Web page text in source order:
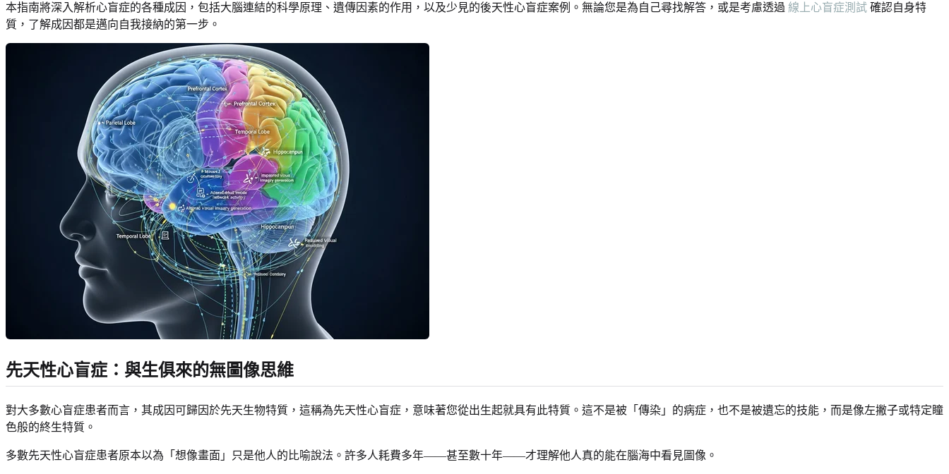
本指南將深入解析心盲症的各種成因，包括大腦連結的科學原理、遺傳因素的作用，以及少見的後天性心盲症案例。無論您是為自己尋找解答，或是考慮透過 線上心盲症測試 確認自身特
質，了解成因都是邁向自我接納的第一步。
先天性心盲症：與生俱來的無圖像思維
對大多數心盲症患者而言，其成因可歸因於先天生物特質，這稱為先天性心盲症，意味著您從出生起就具有此特質。這不是被「傳染」的病症，也不是被遺忘的技能，而是像左撇子或特定瞳
色般的終生特質。
多數先天性心盲症患者原本以為「想像畫面」只是他人的比喻說法。許多人耗費多年——甚至數十年——才理解他人真的能在腦海中看見圖像。